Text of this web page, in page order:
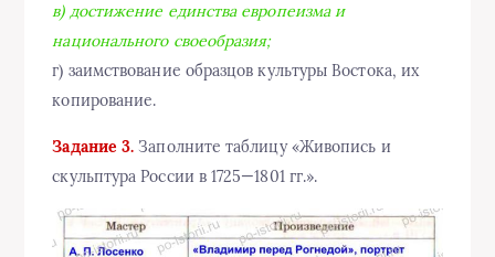
в) достижение единства европеизма и
национального своеобразия;
г) заимствование образцов культуры Востока, их
копирование.
Задание 3. Заполните таблицу «Живопись и
скульптура России в 1725—1801 гг.».